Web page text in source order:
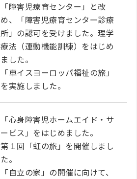
「障害児療育センター」と改
め、「障害児療育センター診療
所」の認可を受けました。理学
療法（運動機能訓練）をはじめ
ました。
「車イスヨーロッパ福祉の旅」
を実施しました。
「心身障害児ホームエイド・サ
ービス」をはじめました。
第１回「虹の旅」を開催しまし
た。
「自立の家」の開催に向けて、